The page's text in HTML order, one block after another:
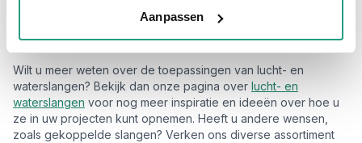
Aanpassen
Beleef het zelf
Wilt u meer weten over de toepassingen van lucht- en
waterslangen? Bekijk dan onze pagina over lucht- en
waterslangen voor nog meer inspiratie en ideeën over hoe u
ze in uw projecten kunt opnemen. Heeft u andere wensen,
zoals gekoppelde slangen? Verken ons diverse assortiment